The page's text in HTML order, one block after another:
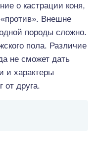
о кастрации коня,
Внешне
породы сложно.
пола. Различие
не сможет дать
и характеры
от друга.